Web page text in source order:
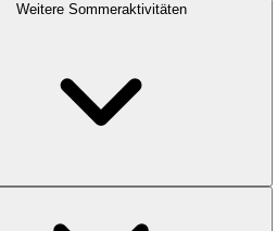
Weitere Sommeraktivitäten